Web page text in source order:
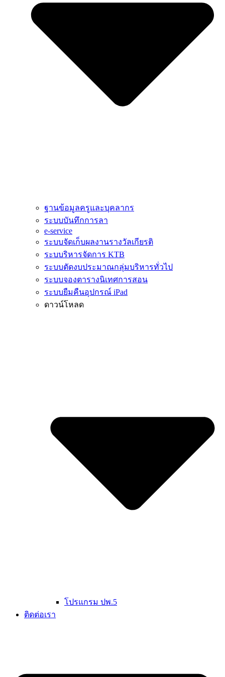
ฐานข้อมูลครูและบุคลากร
ระบบบันทึกการลา
e-service
ระบบจัดเก็บผลงานรางวัลเกียรติ
ระบบริหารจัดการ KTB
ระบบตัดงบประมาณกลุ่มบริหารทั่วไป
ระบบจองตารางนิเทศการสอน
ระบบยืมคืนอุปกรณ์ iPad
ดาวน์โหลด
โปรแกรม ปพ.5
ติดต่อเรา